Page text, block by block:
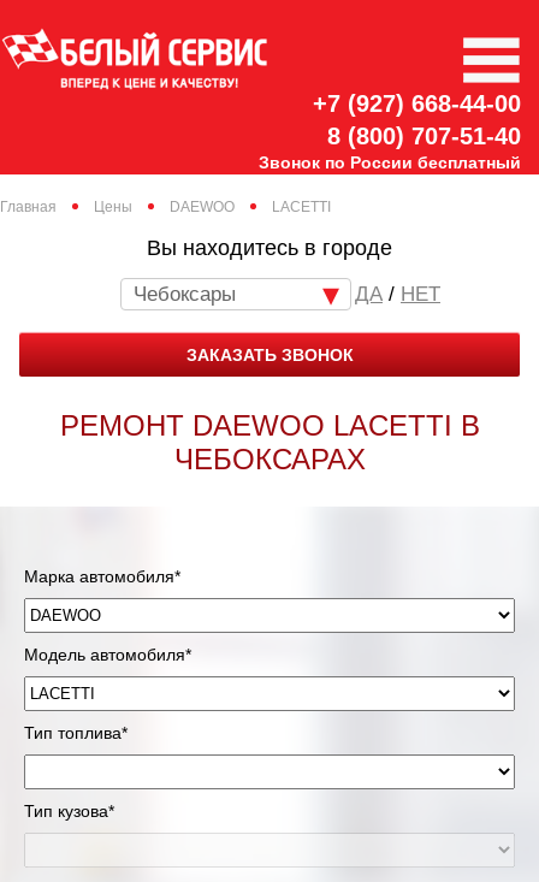
+7 (927) 668-44-00
8 (800) 707-51-40
Звонок по России бесплатный
Главная Цены DAEWOO LACETTI
Вы находитесь в городе
Чебоксары / НЕТ
ЗАКАЗАТЬ ЗВОНОК
РЕМОНТ DAEWOO LACETTI В
ЧЕБОКСАРАХ
Марка автомобиля*
Модель автомобиля*
Тип топлива*
Тип кузова*